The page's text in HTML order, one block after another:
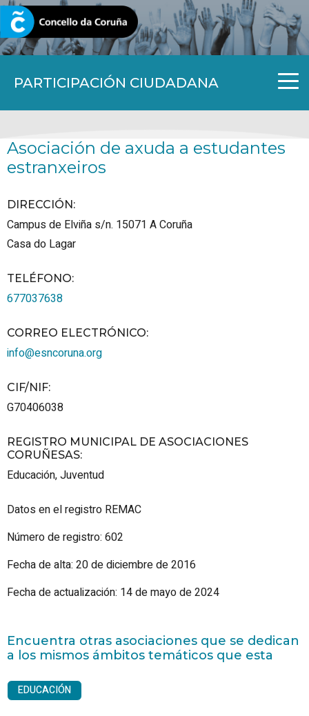
PARTICIPACIÓN CIUDADANA
CORUNA.GAL
Asociación de axuda a estudantes
estranxeiros
DIRECCIÓN:
Campus de Elviña s/n. 15071 A Coruña
Casa do Lagar
TELÉFONO:
677037638
CORREO ELECTRÓNICO:
info@esncoruna.org
CIF/NIF:
G70406038
REGISTRO MUNICIPAL DE ASOCIACIONES
CORUÑESAS:
Educación,Juventud
Datos en el registro REMAC
Número de registro: 602
Fecha de alta: 20 de diciembre de 2016
Fecha de actualización: 14 de mayo de 2024
Encuentra otras asociaciones que se dedican
a los mismos ámbitos temáticos que esta
EDUCACIÓN